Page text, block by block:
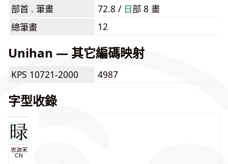
部首 . 筆畫
72.8 / ⽇部 8 畫
總筆畫
12
Unihan — 其它編碼映射
KPS 10721-2000 4987
字型收錄
思源宋
CN